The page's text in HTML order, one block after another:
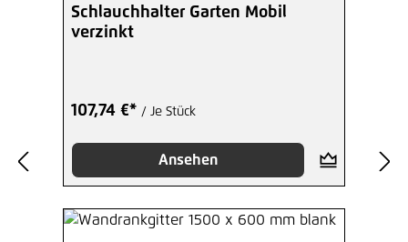
Schlauchhalter Garten Mobil
verzinkt
107,74 €* / Je Stück
Ansehen